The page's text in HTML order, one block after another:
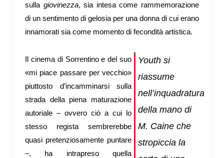
sulla giovinezza, sia intesa come rammemorazione
di un sentimento di gelosia per una donna di cui erano
innamorati sia come momento di fecondità artistica.
Youth si
riassume
nell’inquadratura
della mano di
M. Caine che
stropiccia la
Il cinema di Sorrentino e del suo
«mi piace passare per vecchio»
piuttosto d’incamminarsi sulla
strada della piena maturazione
autoriale – ovvero ciò a cui lo
stesso regista sembrerebbe
quasi pretenziosamente puntare
–, ha intrapreso quella